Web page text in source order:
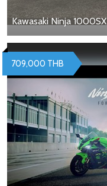
Kawasaki Ninja 1000SX
709,000 THB